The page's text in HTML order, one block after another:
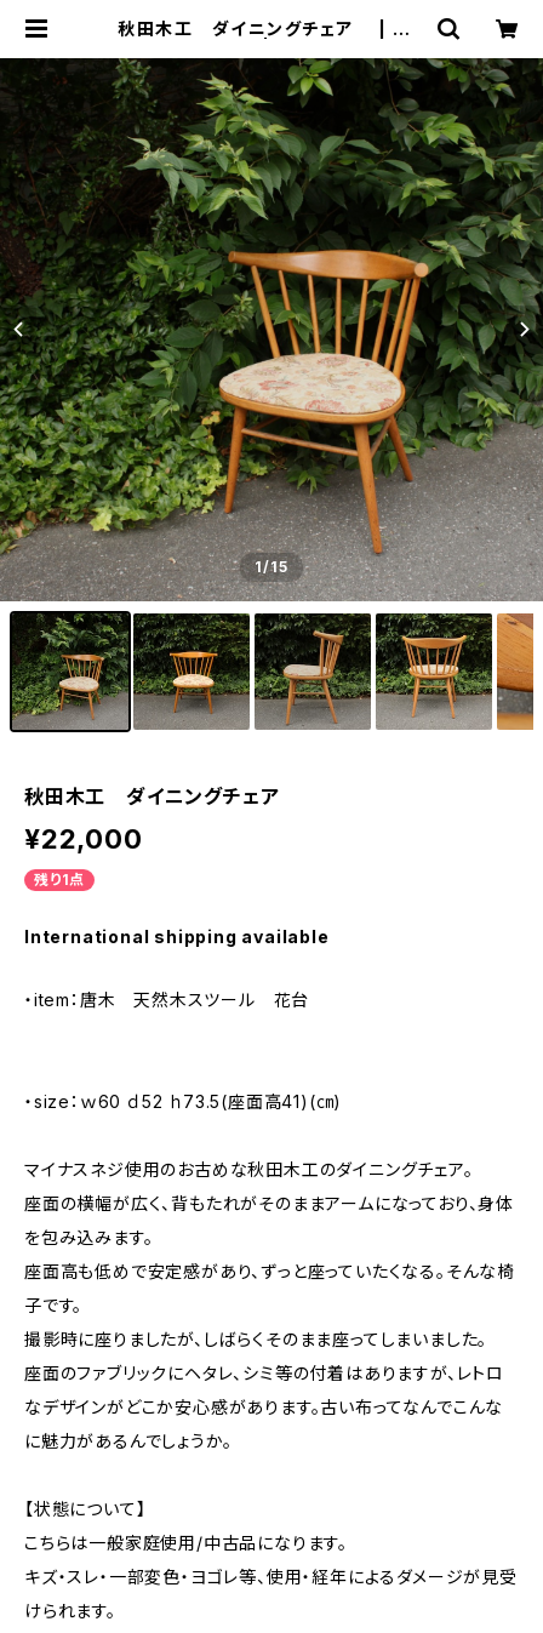
秋田木工 ダイニングチェア | トリ
サイクルショップ・古着
1/15
秋田木工 ダイニングチェア
¥22,000
残り1点
International shipping available
・item：唐木 天然木スツール 花台
・size：ｗ60 ｄ52 ｈ73.5(座面高41)(㎝)
マイナスネジ使用のお古めな秋田木工のダイニングチェア。
座面の横幅が広く、背もたれがそのままアームになっており、身体
を包み込みます。
座面高も低めで安定感があり、ずっと座っていたくなる。そんな椅
子です。
撮影時に座りましたが、しばらくそのまま座ってしまいました。
座面のファブリックにヘタレ、シミ等の付着はありますが、レトロ
なデザインがどこか安心感があります。古い布ってなんでこんな
に魅力があるんでしょうか。
【状態について】
こちらは一般家庭使用/中古品になります。
キズ・スレ・一部変色・ヨゴレ等、使用・経年によるダメージが見受
けられます。